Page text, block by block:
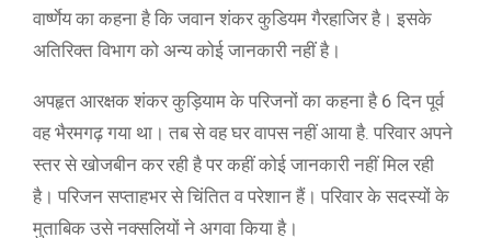
वार्ष्णेय का कहना है कि जवान शंकर कुडियम गैरहाजिर है। इसके
अतिरिक्त विभाग को अन्य कोई जानकारी नहीं है।
अपहृत आरक्षक शंकर कुड़ियाम के परिजनों का कहना है 6 दिन पूर्व
वह भैरमगढ़ गया था। तब से वह घर वापस नहीं आया है. परिवार अपने
स्तर से खोजबीन कर रही है पर कहीं कोई जानकारी नहीं मिल रही
है। परिजन सप्ताहभर से चिंतित व परेशान हैं। परिवार के सदस्यों के
मुताबिक उसे नक्सलियों ने अगवा किया है।